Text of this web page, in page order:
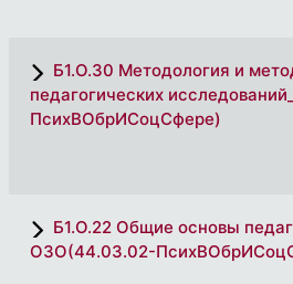
Б1.О.30 Методология и
педагогических
ПсихВОбрИСоцСфере)
Б1.О.22 Общие основы
ОЗО(44.03.02-